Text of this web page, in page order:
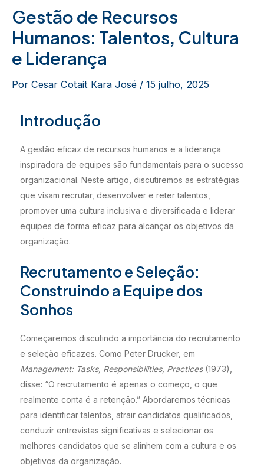
Gestão de Recursos
Humanos: Talentos, Cultura
e Liderança
Por Cesar Cotait Kara José / 15 julho, 2025
Introdução
A gestão eficaz de recursos humanos e a liderança
inspiradora de equipes são fundamentais para o sucesso
organizacional. Neste artigo, discutiremos as estratégias
que visam recrutar, desenvolver e reter talentos,
promover uma cultura inclusiva e diversificada e liderar
equipes de forma eficaz para alcançar os objetivos da
organização.
Recrutamento e Seleção:
Construindo a Equipe dos
Sonhos
Começaremos discutindo a importância do recrutamento
e seleção eficazes. Como Peter Drucker, em
Management: Tasks, Responsibilities, Practices(1973),
disse: “O recrutamento é apenas o começo, o que
realmente conta é a retenção.” Abordaremos técnicas
para identificar talentos, atrair candidatos qualificados,
conduzir entrevistas significativas e selecionar os
melhores candidatos que se alinhem com a cultura e os
objetivos da organização.